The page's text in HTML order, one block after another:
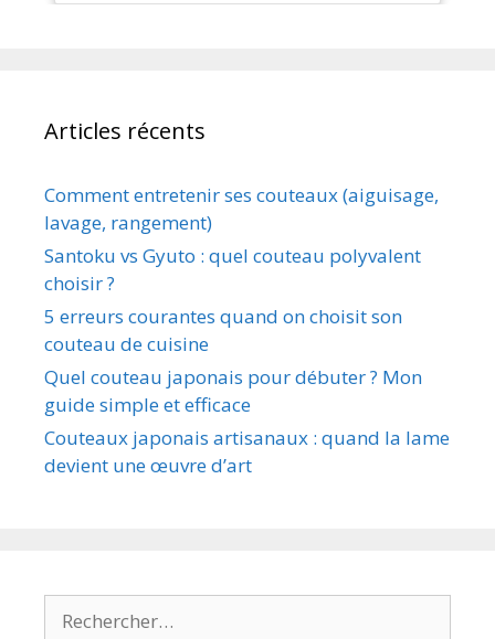
Articles récents
Comment entretenir ses couteaux (aiguisage,
lavage, rangement)
Santoku vs Gyuto : quel couteau polyvalent
choisir ?
5 erreurs courantes quand on choisit son
couteau de cuisine
Quel couteau japonais pour débuter ? Mon
guide simple et efficace
Couteaux japonais artisanaux : quand la lame
devient une œuvre d’art